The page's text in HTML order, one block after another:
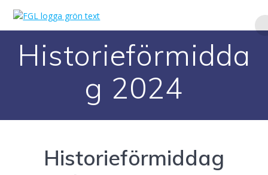
innehåll
Historieförmidda
g 2024
Historieförmiddag